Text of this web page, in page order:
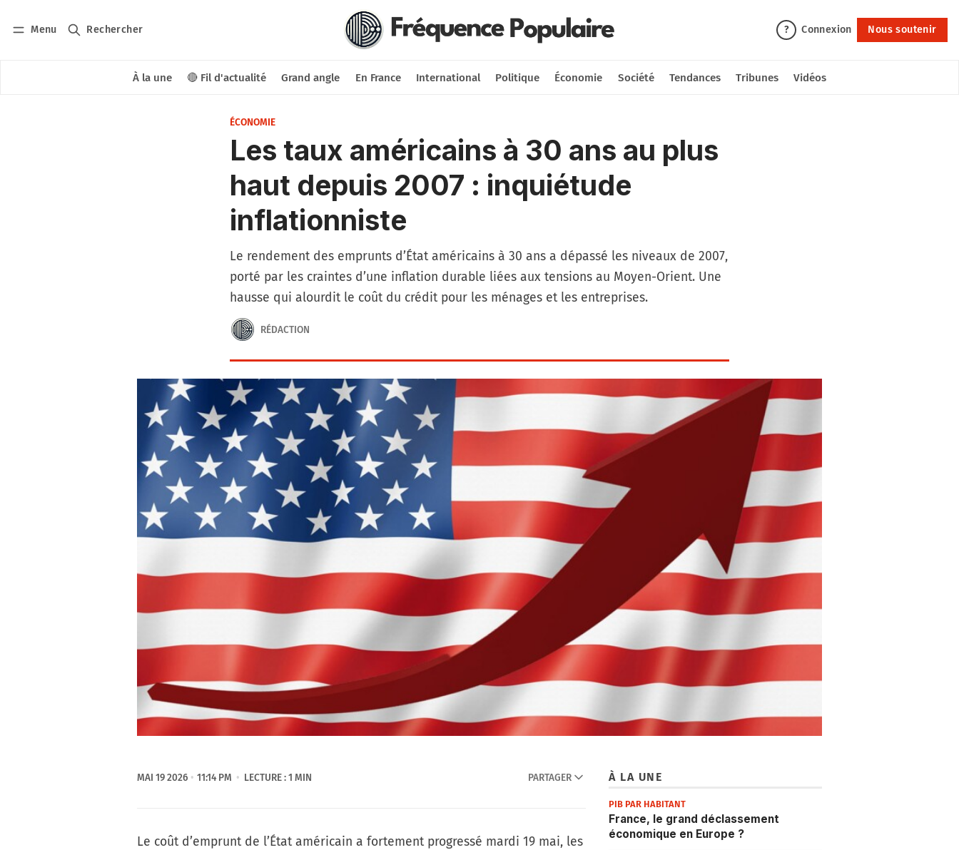
Menu Rechercher ? Connexion Nous soutenir
À la une 🔴 Fil d'actualité Grand angle En France International Politique Économie Société Tendances Tribunes Vidéos
Nous soutenir
ÉCONOMIE
Les taux américains à 30 ans au plus
haut depuis 2007 : inquiétude
inflationniste
Le rendement des emprunts d’État américains à 30 ans a dépassé les niveaux de 2007,
porté par les craintes d’une inflation durable liées aux tensions au Moyen-Orient. Une
hausse qui alourdit le coût du crédit pour les ménages et les entreprises.
RÉDACTION
MAI 19 2026 11:14 PM LECTURE : 1 MIN PARTAGER
Le coût d’emprunt de l’État américain a fortement progressé mardi 19 mai, les
À LA UNE
PIB PAR HABITANT
France, le grand déclassement
économique en Europe ?